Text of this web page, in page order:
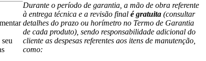
Durante o período de garantia, a mão de obra referente
à entrega técnica e a revisão final é gratuita(consultar
detalhes do prazo ou horímetro no Termo de Garantia
de cada produto), sendo responsabilidade adicional do
cliente as despesas referentes aos itens de manutenção,
como: